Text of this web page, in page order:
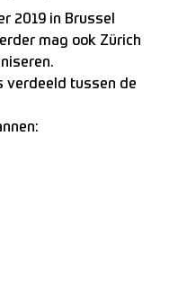
2019 in Brussel
mag ook Zürich
verdeeld tussen de